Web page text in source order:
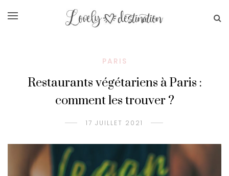
PARIS
Restaurants végétariens à Paris :
comment les trouver ?
17 JUILLET 2021